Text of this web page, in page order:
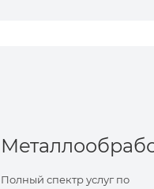
Полный спектр услуг по